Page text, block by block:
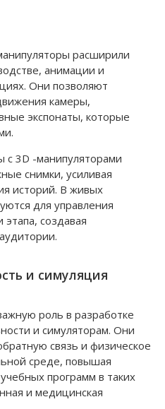
расширили
анимации и
Они позволяют
камеры,
экспонаты, которые
с 3D -манипуляторами
снимки, усиливая
историй. В живых
для управления
создавая
и симуляция
роль в разработке
и симуляторам. Они
связь и физическое
среде, повышая
программ в таких
и медицинская